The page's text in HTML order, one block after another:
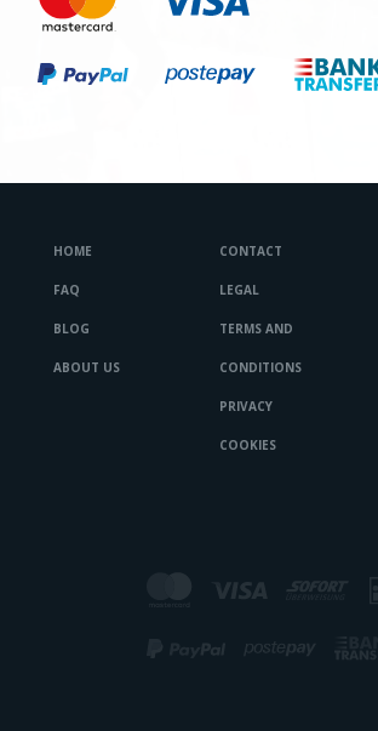
HOME
FAQ
BLOG
ABOUT US
CONTACT
LEGAL
TERMS AND
CONDITIONS
PRIVACY
COOKIES